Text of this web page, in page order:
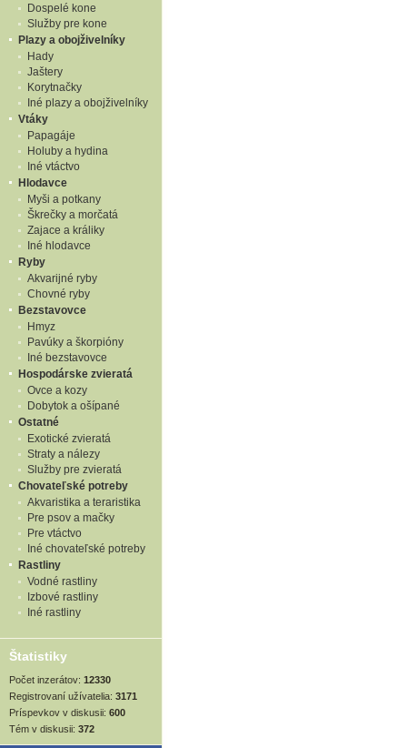
Dospelé kone
Služby pre kone
Plazy a obojživelníky
Hady
Jaštery
Korytnačky
Iné plazy a obojživelníky
Vtáky
Papagáje
Holuby a hydina
Iné vtáctvo
Hlodavce
Myši a potkany
Škrečky a morčatá
Zajace a králiky
Iné hlodavce
Ryby
Akvarijné ryby
Chovné ryby
Bezstavovce
Hmyz
Pavúky a škorpióny
Iné bezstavovce
Hospodárske zvieratá
Ovce a kozy
Dobytok a ošípané
Ostatné
Exotické zvieratá
Straty a nálezy
Služby pre zvieratá
Chovateľské potreby
Akvaristika a teraristika
Pre psov a mačky
Pre vtáctvo
Iné chovateľské potreby
Rastliny
Vodné rastliny
Izbové rastliny
Iné rastliny
Štatistiky
Počet inzerátov: 12330
Registrovaní užívatelia: 3171
Príspevkov v diskusii: 600
Tém v diskusii: 372